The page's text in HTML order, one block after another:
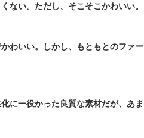
ない。ただし、そこそこかわいい。
わいい。しかし、もともとのファ
一役かった良質な素材だが、あま